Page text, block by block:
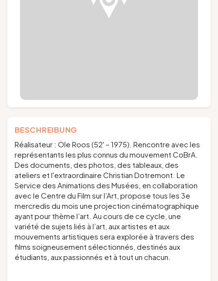
BESCHREIBUNG
Réalisateur : Ole Roos (52' – 1975). Rencontre avec les
représentants les plus connus du mouvement CoBrA.
Des documents, des photos, des tableaux, des
ateliers et l'extraordinaire Christian Dotremont. Le
Service des Animations des Musées, en collaboration
avec le Centre du Film sur l’Art, propose tous les 3e
mercredis du mois une projection cinématographique
ayant pour thème l’art. Au cours de ce cycle, une
variété de sujets liés à l’art, aux artistes et aux
mouvements artistiques sera explorée à travers des
films soigneusement sélectionnés, destinés aux
étudiants, aux passionnés et à tout un chacun.